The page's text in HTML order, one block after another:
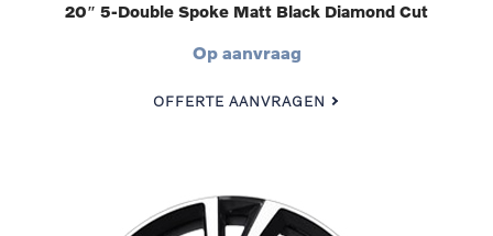
20″ 5-Double Spoke Matt Black Diamond Cut
Op aanvraag
OFFERTE AANVRAGEN